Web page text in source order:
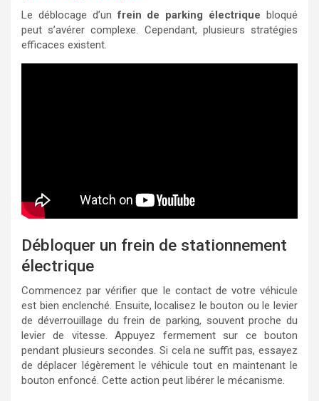
Le déblocage d’unfrein de parking électrique bloqué
peut s’avérer complexe. Cependant, plusieurs stratégies
efficaces existent.
Débloquer un frein de stationnement
électrique
Commencez par vérifier que le contact de votre véhicule
est bien enclenché. Ensuite, localisez le bouton ou le levier
de déverrouillage du frein de parking, souvent proche du
levier de vitesse. Appuyez fermement sur ce bouton
pendant plusieurs secondes. Si cela ne suffit pas, essayez
de déplacer légèrement le véhicule tout en maintenant le
bouton enfoncé. Cette action peut libérer le mécanisme.